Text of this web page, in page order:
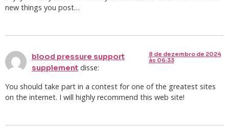
new things you post…
blood pressure support
supplement disse:
8 de dezembro de 2024
às 06:33
You should take part in a contest for one of the greatest sites
on the internet. I will highly recommend this web site!